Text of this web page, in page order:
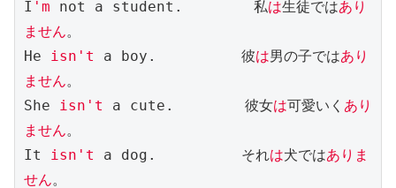
I 'm not a student.　　　　　私は生徒ではあり
ません。
He
isn't a boy.　　　　　　彼は男の子ではあり
ません。
She
isn't a cute.　　　　　彼女は可愛いく あり
ません。
It
isn't a dog.　　　　　　それは犬ではありま
せん。